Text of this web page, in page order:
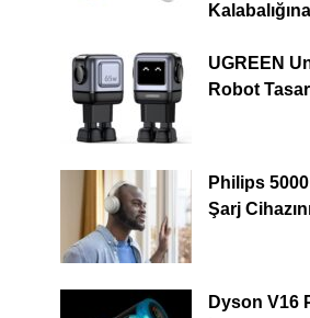
UGREEN
Robot
Philips
Şarj
Dyson V16